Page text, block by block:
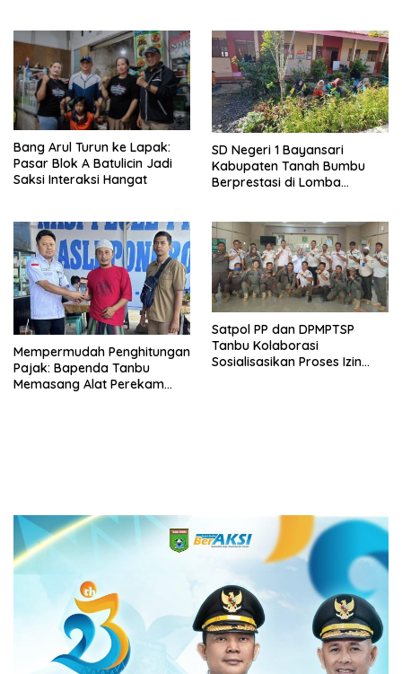
Bang Arul Turun ke Lapak:
Pasar Blok A Batulicin Jadi
Saksi Interaksi Hangat
SD Negeri 1 Bayansari
Kabupaten Tanah Bumbu
Berprestasi di Lomba
Mempermudah Penghitungan
Pajak: Bapenda Tanbu
Memasang Alat Perekam
Satpol PP dan DPMPTSP
Tanbu Kolaborasi
Sosialisasikan Proses Izin